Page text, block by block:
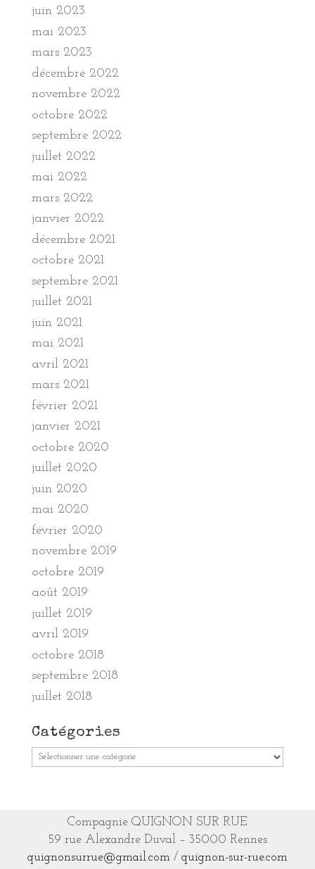
juin 2023
mai 2023
mars 2023
décembre 2022
novembre 2022
octobre 2022
septembre 2022
juillet 2022
mai 2022
mars 2022
janvier 2022
décembre 2021
octobre 2021
septembre 2021
juillet 2021
juin 2021
mai 2021
avril 2021
mars 2021
février 2021
janvier 2021
octobre 2020
juillet 2020
juin 2020
mai 2020
février 2020
novembre 2019
octobre 2019
août 2019
juillet 2019
avril 2019
octobre 2018
septembre 2018
juillet 2018
Catégories
Catégories
Compagnie QUIGNON SUR RUE
59 rue Alexandre Duval – 35000 Rennes
quignonsurrue@gmail.com / quignon-sur-rue.com